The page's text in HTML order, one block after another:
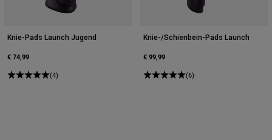
Knie-Pads Launch Jugend
€ 74,99
(4)
Knie-/Schienbein-Pads Launch
€ 99,99
(6)